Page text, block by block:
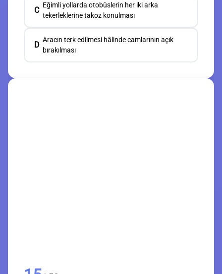
C
Eğimli yollarda otobüslerin her iki arka
tekerleklerine takoz konulması
D
Aracın terk edilmesi hâlinde camlarının açık
bırakılması